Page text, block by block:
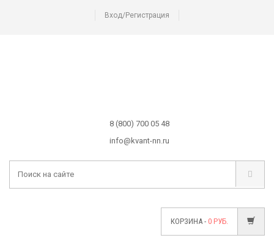
Вход/Регистрация
8 (800) 700 05 48
info@kvant-nn.ru
КОРЗИНА - 0 РУБ.